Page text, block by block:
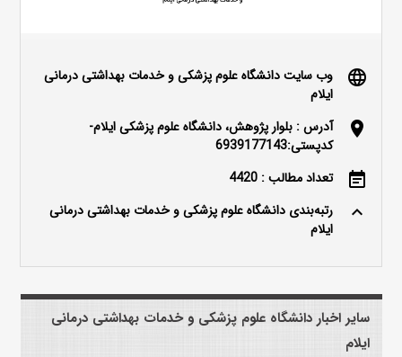
language
وب سایت دانشگاه علوم پزشکی و خدمات بهداشتی درمانی
ایلام
location_on
آدرس : بلوار پژوهش، دانشگاه علوم پزشکی ایلام-
کدپستی:6939177143
event_note تعداد مطالب : 4420
keyboard_arrow_up
رتبه‌بندی دانشگاه علوم پزشکی و خدمات بهداشتی درمانی
ایلام
سایر اخبار دانشگاه علوم پزشکی و خدمات بهداشتی درمانی
ایلام